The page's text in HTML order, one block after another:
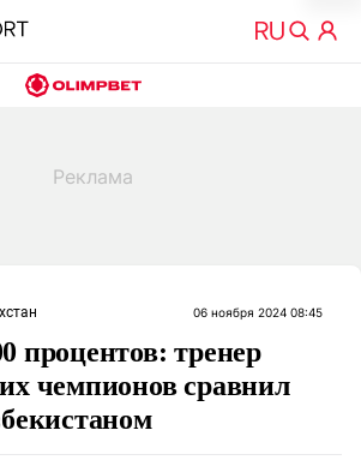
06 ноября 2024 08:45
процентов: тренер
чемпионов сравнил